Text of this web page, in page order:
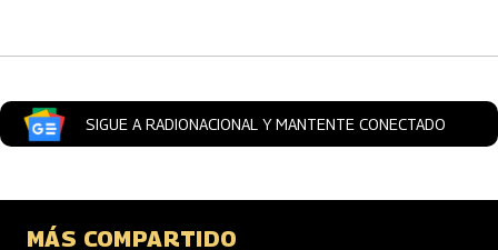
SIGUE A RADIONACIONAL Y MANTENTE CONECTADO
MÁS COMPARTIDO